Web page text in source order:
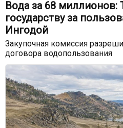
Вода за 68 миллионов:
государству за
Ингодой
Закупочная комиссия
договора водопользования